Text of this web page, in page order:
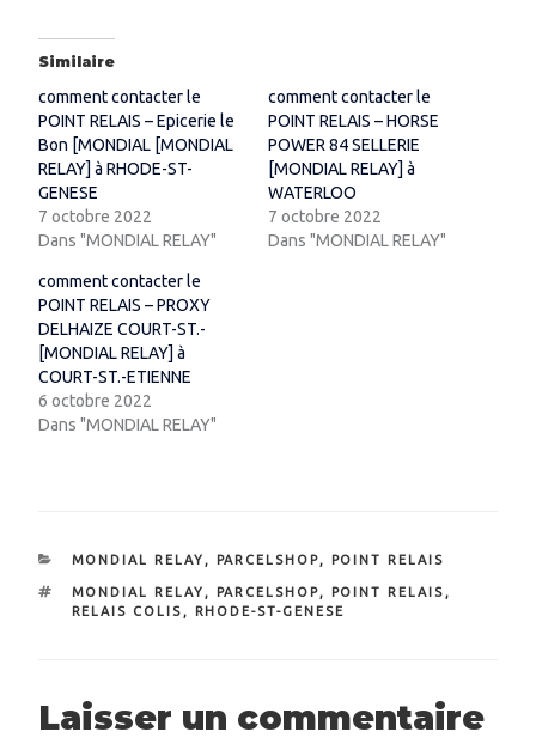
Similaire
comment contacter le
POINT RELAIS – Epicerie le
Bon [MONDIAL [MONDIAL
RELAY] à RHODE-ST-
GENESE
7 octobre 2022
Dans "MONDIAL RELAY"
comment contacter le
POINT RELAIS – HORSE
POWER 84 SELLERIE
[MONDIAL RELAY] à
WATERLOO
7 octobre 2022
Dans "MONDIAL RELAY"
comment contacter le
POINT RELAIS – PROXY
DELHAIZE COURT-ST.-
[MONDIAL RELAY] à
COURT-ST.-ETIENNE
6 octobre 2022
Dans "MONDIAL RELAY"
CATÉGORIES
MONDIAL RELAY, PARCELSHOP, POINT RELAIS
ÉTIQUETTES
MONDIAL RELAY, PARCELSHOP, POINT RELAIS,
RELAIS COLIS, RHODE-ST-GENESE
Laisser un commentaire